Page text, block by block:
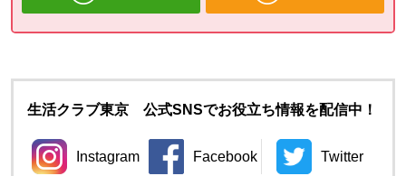
生活クラブ東京 公式SNSでお役立ち情報を配信中！
Instagram
別のウィンドウで開きます。
Facebook
別のウィンドウで開きます。
Twitter
別のウィン